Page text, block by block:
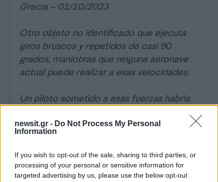
newsit.gr - Do Not Process My Personal
Information
If you wish to opt-out of the sale, sharing to third parties, or
processing of your personal or sensitive information for
targeted advertising by us, please use the below opt-out
Grecia – 01/10/2023
Otro objeto no identificado que ejecuta
giros bruscos y repetidos de casi 90
grados, maniobras que ninguna aeronave
actual puede realizar a esas velocidades.
Un piloto sometido a esas fuerzas habría
pic.twitter.com/6ykSByc83h
(@gustav0cardenas)May 8, 2026